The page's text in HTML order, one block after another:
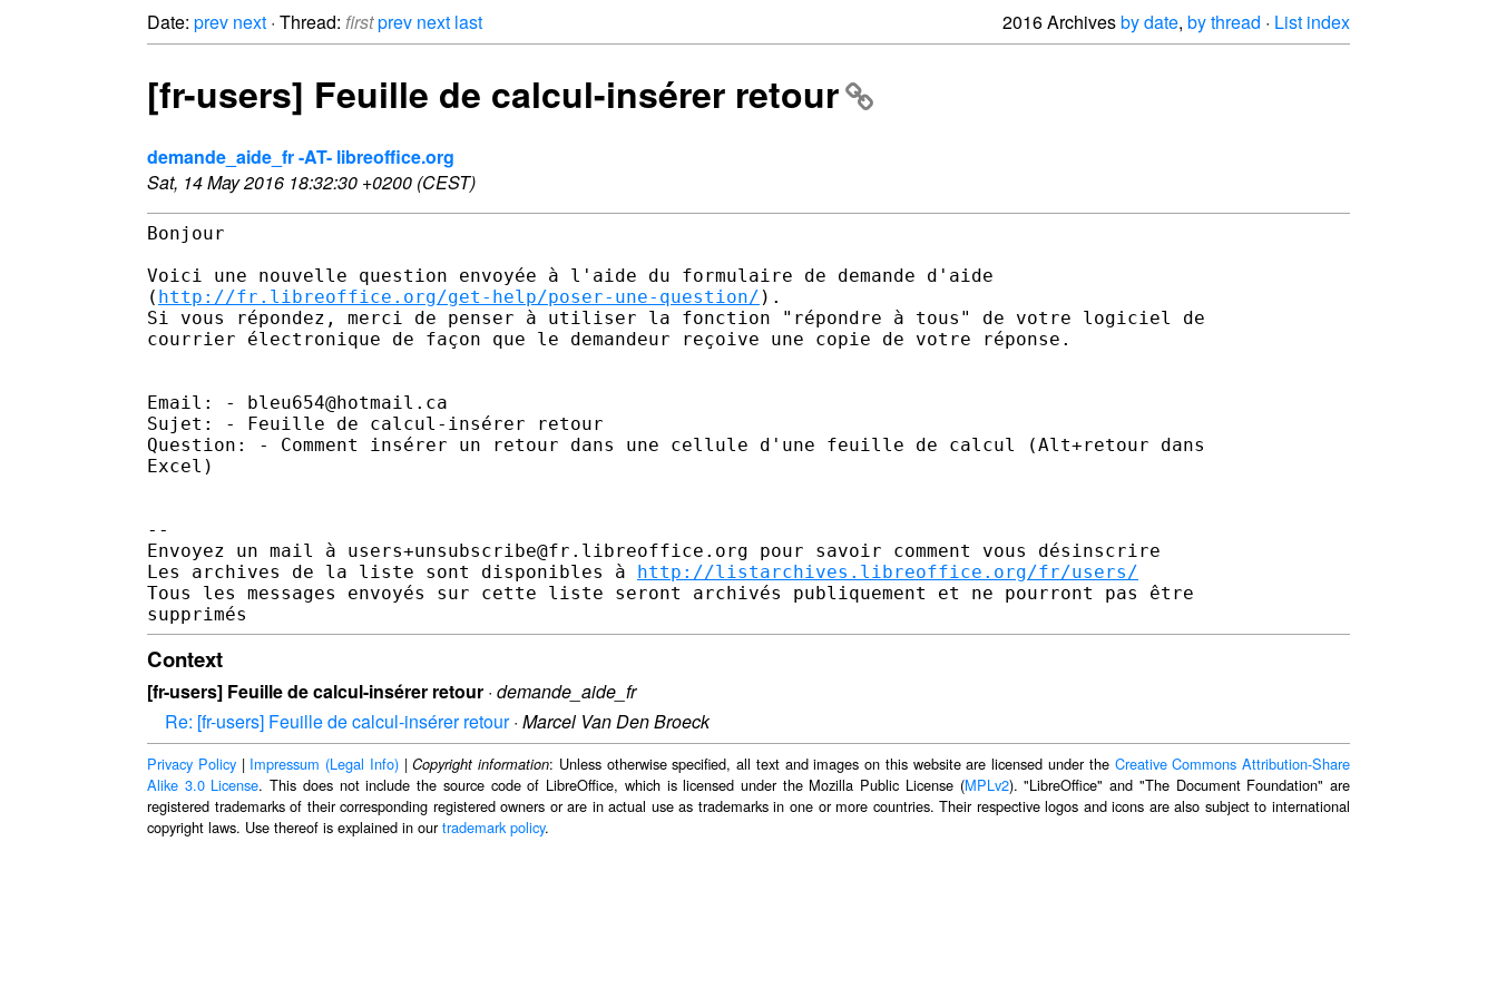
Date: prev next · Thread: firstprev next last 2016 Archivesby date, by thread · List index
[fr-users] Feuille de calcul-insérer retour
demande_aide_fr -AT- libreoffice.org
Sat, 14 May 2016 18:32:30 +0200 (CEST)
Bonjour
Voici une nouvelle question envoyée à l'aide du formulaire de demande d'aide
( http://fr.libreoffice.org/get-help/poser-une-question/ ).
Si vous répondez, merci de penser à utiliser la fonction "répondre à tous" de votre logiciel de
courrier électronique de façon que le demandeur reçoive une copie de votre réponse.
Email: - bleu654@hotmail.ca
Sujet: - Feuille de calcul-insérer retour
Question: - Comment insérer un retour dans une cellule d'une feuille de calcul (Alt+retour dans
Excel)
--
Envoyez un mail à users+unsubscribe@fr.libreoffice.org pour savoir comment vous désinscrire
Les archives de la liste sont disponibles à http://listarchives.libreoffice.org/fr/users/
Tous les messages envoyés sur cette liste seront archivés publiquement et ne pourront pas être
Context
[fr-users] Feuille de calcul-insérer retour · demande_aide_fr
Re: [fr-users] Feuille de calcul-insérer retour· Marcel Van Den Broeck
Privacy Policy| Impressum (Legal Info)|Copyright information: Unless otherwise specified, all text and images on this website are licensed under the Creative Commons Attribution-Share
Alike 3.0 License. This does not include the source code of LibreOffice, which is licensed under the Mozilla Public License (MPLv2). "LibreOffice" and "The Document Foundation" are
registered trademarks of their corresponding registered owners or are in actual use as trademarks in one or more countries. Their respective logos and icons are also subject to international
copyright laws. Use thereof is explained in ourtrademark policy.